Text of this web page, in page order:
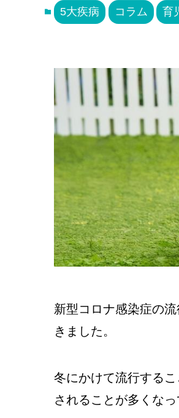
5大疾病 コラム 育
新型コロナ感染症の
きました。
冬にかけて流行する
されることが多くなっ